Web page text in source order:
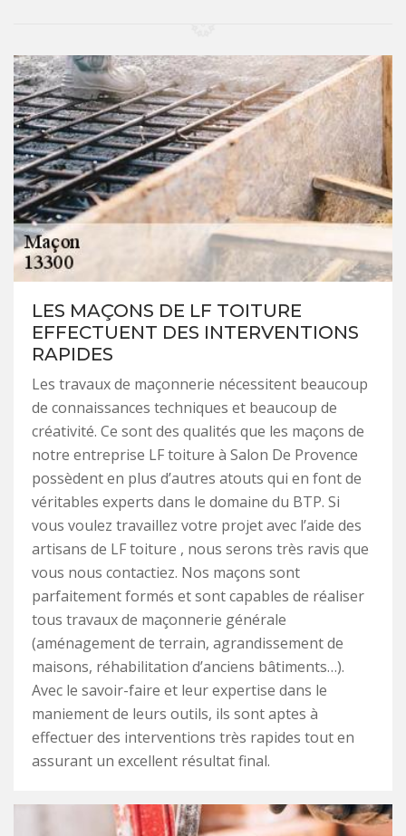
LES MAÇONS DE LF TOITURE
EFFECTUENT DES INTERVENTIONS
RAPIDES
Les travaux de maçonnerie nécessitent beaucoup
de connaissances techniques et beaucoup de
créativité. Ce sont des qualités que les maçons de
notre entreprise LF toiture à Salon De Provence
possèdent en plus d’autres atouts qui en font de
véritables experts dans le domaine du BTP. Si
vous voulez travaillez votre projet avec l’aide des
artisans de LF toiture , nous serons très ravis que
vous nous contactiez. Nos maçons sont
parfaitement formés et sont capables de réaliser
tous travaux de maçonnerie générale
(aménagement de terrain, agrandissement de
maisons, réhabilitation d’anciens bâtiments…).
Avec le savoir-faire et leur expertise dans le
maniement de leurs outils, ils sont aptes à
effectuer des interventions très rapides tout en
assurant un excellent résultat final.